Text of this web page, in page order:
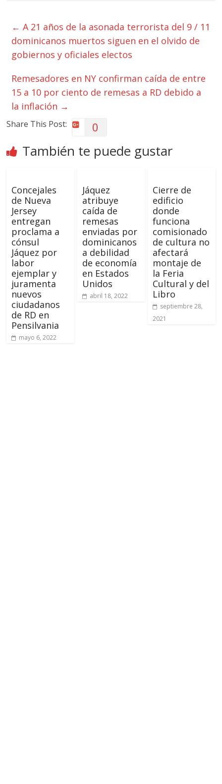
← A 21 años de la asonada terrorista del 9 / 11
dominicanos muertos siguen en el olvido de
gobiernos y oficiales electos
Remesadores en NY confirman caída de entre
15 a 10 por ciento de remesas a RD debido a
la inflación →
Share This Post: 0
También te puede gustar
Concejales
de Nueva
Jersey
entregan
proclama a
cónsul
Jáquez por
labor
ejemplar y
juramenta
nuevos
ciudadanos
de RD en
Pensilvania
mayo 6, 2022
Jáquez
atribuye
caída de
remesas
enviadas por
dominicanos
a debilidad
de economía
en Estados
Unidos
abril 18, 2022
Cierre de
edificio
donde
funciona
comisionado
de cultura no
afectará
montaje de
la Feria
Cultural y del
Libro
septiembre 28,
2021